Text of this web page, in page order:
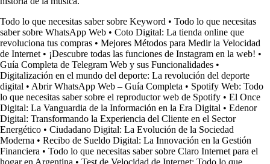
Todo lo que necesitas saber sobre Keyword • Todo lo que necesitas
saber sobre WhatsApp Web • Coto Digital: La tienda online que
revoluciona tus compras • Mejores Métodos para Medir la Velocidad
de Internet • ¡Descubre todas las funciones de Instagram en la web! •
Guía Completa de Telegram Web y sus Funcionalidades •
Digitalización en el mundo del deporte: La revolución del deporte
digital • Abrir WhatsApp Web – Guía Completa • Spotify Web: Todo
lo que necesitas saber sobre el reproductor web de Spotify • El Once
Digital: La Vanguardia de la Información en la Era Digital • Edenor
Digital: Transformando la Experiencia del Cliente en el Sector
Energético • Ciudadano Digital: La Evolución de la Sociedad
Moderna • Recibo de Sueldo Digital: La Innovación en la Gestión
Financiera • Todo lo que necesitas saber sobre Claro Internet para el
hogar en Argentina • Test de Velocidad de Internet: Todo lo que